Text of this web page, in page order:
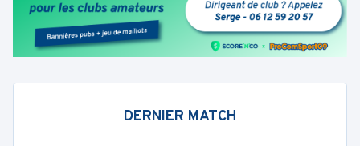
DERNIER MATCH